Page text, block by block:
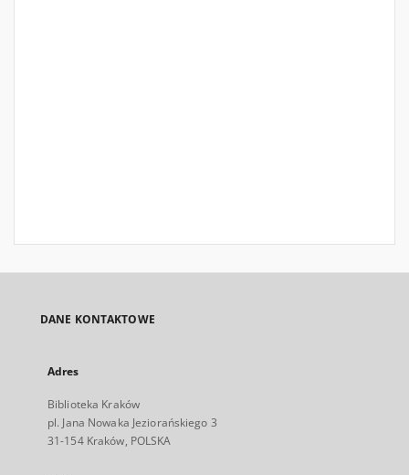
DANE KONTAKTOWE
Adres
Biblioteka Kraków
pl. Jana Nowaka Jeziorańskiego 3
31-154 Kraków, POLSKA